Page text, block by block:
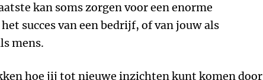
kan soms zorgen voor een enorme
succes van een bedrijf, of van jouw als
mens.
hoe jij tot nieuwe inzichten kunt komen door